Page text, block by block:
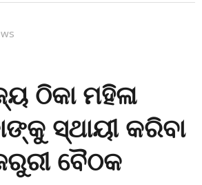
ଠିକା ମହିଳା
ସ୍ଥାୟୀ କରିବା
ବୈଠକ